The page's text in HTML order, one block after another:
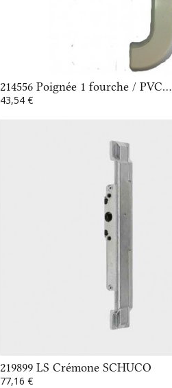
214556 Poignée 1 fourche / PVC...
43,54 €
219899 LS Crémone SCHUCO
77,16 €